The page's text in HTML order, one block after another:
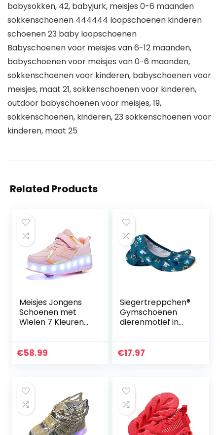
babysokken, 42, babyjurk, meisjes 0-6 maanden
sokkenschoenen 444444 loopschoenen kinderen
schoenen 23 baby loopschoenen
Babyschoenen voor meisjes van 6-12 maanden,
babyschoenen voor meisjes van 0-6 maanden,
sokkenschoenen voor kinderen, babyschoenen voor
meisjes, maat 21, sokkenschoenen voor kinderen,
outdoor babyschoenen voor meisjes, 19,
sokkenschoenen, kinderen, 23 sokkenschoenen voor
kinderen, maat 25
Related Products
Meisjes Jongens
Schoenen met
Wielen 7 Kleuren
Oplaadbaar
€58.99
Siegertreppchen®
Gymschoenen
dierenmotief in
gymnastiekschoen
€17.97